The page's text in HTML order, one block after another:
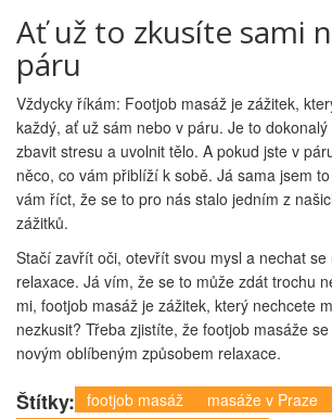
Ať už to zkusíte sami
páru
Vždycky říkám: Footjob masáž je zážitek,
každý, ať už sám nebo v páru. Je to
zbavit stresu a uvolnit tělo. A pokud jste v
něco, co vám přiblíží k sobě. Já sama jsem
vám říct, že se to pro nás stalo jedním z
zážitků.
Stačí zavřít oči, otevřít svou mysl a nechat se
relaxace. Já vím, že se to může zdát trochu
mi, footjob masáž je zážitek, který nechcete
nezkusit? Třeba zjistíte, že footjob masáže
novým oblíbeným způsobem relaxace.
Štítky: footjob masáž masáže v Praze